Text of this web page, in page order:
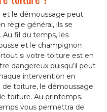
le démoussage peut
règle général, ils se
Au fil du temps, les
et le champignon
si votre toiture est en
dangereux puisqu’il peut
intervention en
toiture, le démoussage
toiture. Au printemps.
vous permettra de